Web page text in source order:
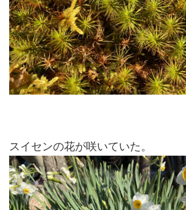
スイセンの花が咲いていた。